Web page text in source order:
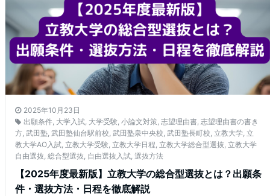
2025年10月23日
出願条件, 大学入試, 大学受験, 小論文対策, 志望理由書, 志望理由書の書き
方, 武田塾, 武田塾仙台駅前校, 武田塾泉中央校, 武田塾長町校, 立教大学, 立
教大学AO入試, 立教大学受験, 立教大学日程, 立教大学総合型選抜, 立教大学
自由選抜, 総合型選抜, 自由選抜入試, 選抜方法
【2025年度最新版】立教大学の総合型選抜とは？出願条
件・選抜方法・日程を徹底解説